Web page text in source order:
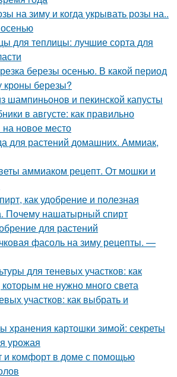
на зиму и когда укрывать розы на..
для теплицы: лучшие сорта для
березы осенью. В какой период
кроны березы?
шампиньонов и пекинской капусты
в августе: как правильно
на новое место
для растений домашних. Аммиак,
аммиаком рецепт. От мошки и
как удобрение и полезная
Почему нашатырный спирт
для растений
фасоль на зиму рецепты. —
для теневых участков: как
не нужно много света
участков: как выбрать и
хранения картошки зимой: секреты
урожая
и комфорт в доме с помощью